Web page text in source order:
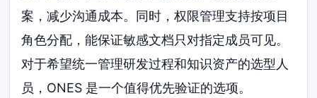
案，减少沟通成本。同时，权限管理支持按项目
角色分配，能保证敏感文档只对指定成员可见。
对于希望统一管理研发过程和知识资产的选型人
员，ONES 是一个值得优先验证的选项。